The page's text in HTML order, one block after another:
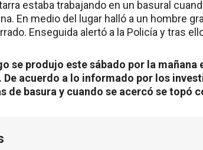
estaba trabajando en un basural
En medio del lugar halló a un hombre
Enseguida alertó a la Policía y tras
se produjo este sábado por la mañana
De acuerdo a lo informado por los
de basura y cuando se acercó se topó